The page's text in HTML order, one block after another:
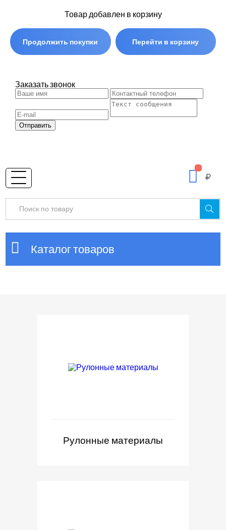
Товар добавлен в корзину
Продолжить покупки Перейти в корзину
Заказать звонок
Отправить
Каталог товаров
Рулонные материалы